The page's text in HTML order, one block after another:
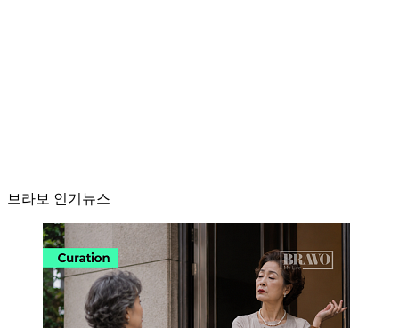
브라보 인기뉴스